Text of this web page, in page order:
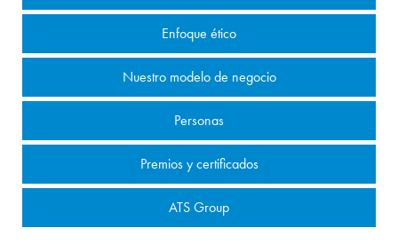
Enfoque ético
Nuestro modelo de negocio
Personas
Premios y certificados
ATS Group